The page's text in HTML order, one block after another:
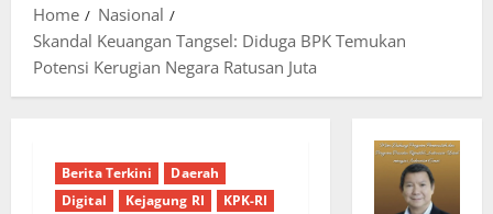
Home
Nasional
Skandal Keuangan Tangsel: Diduga BPK Temukan
Potensi Kerugian Negara Ratusan Juta
Berita Terkini
Daerah
Digital
Kejagung RI
KPK-RI